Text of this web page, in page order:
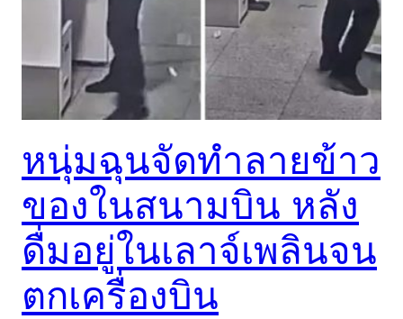
หนุ่มฉุนจัดทำลายข้าว
ของในสนามบิน หลัง
ดื่มอยู่ในเลาจ์เพลินจน
ตกเครื่องบิน